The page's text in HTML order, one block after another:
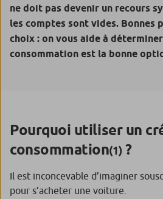
ne doit pas devenir un recours
les comptes sont vides. Bonnes
choix : on vous aide à
consommation est la bonne
Pourquoi utiliser un
consommation(1) ?
Il est inconcevable d’imaginer
pour s’acheter une voiture.